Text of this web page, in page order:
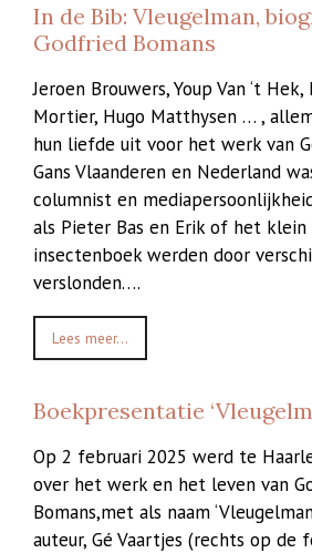
In de Bib: Vleugelman,
Godfried Bomans
Jeroen Brouwers, Youp Van ‘t Hek,
Mortier, Hugo Matthysen … ,
hun liefde uit voor het werk van
Gans Vlaanderen en Nederland
columnist en
als Pieter Bas en Erik of het klein
insectenboek werden door
verslonden….
Lees meer...
Boekpresentatie
Op 2 februari 2025 werd te
over het werk en het leven van
Bomans,met als naam
auteur, Gé Vaartjes (rechts op de